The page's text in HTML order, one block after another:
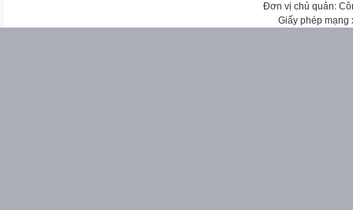
Đơn vị chủ quản:
Giấy phép mạng